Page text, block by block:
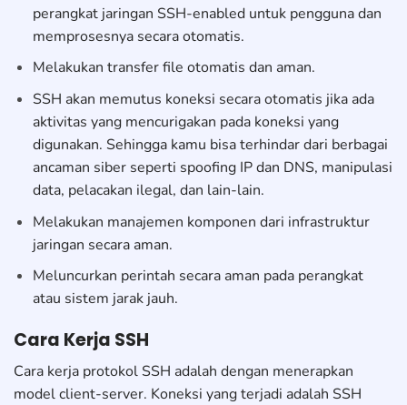
perangkat jaringan SSH-enabled untuk pengguna dan
memprosesnya secara otomatis.
Melakukan transfer file otomatis dan aman.
SSH akan memutus koneksi secara otomatis jika ada
aktivitas yang mencurigakan pada koneksi yang
digunakan. Sehingga kamu bisa terhindar dari berbagai
ancaman siber seperti spoofing IP dan DNS, manipulasi
data, pelacakan ilegal, dan lain-lain.
Melakukan manajemen komponen dari infrastruktur
jaringan secara aman.
Meluncurkan perintah secara aman pada perangkat
atau sistem jarak jauh.
Cara Kerja SSH
Cara kerja protokol SSH adalah dengan menerapkan
model client-server. Koneksi yang terjadi adalah SSH